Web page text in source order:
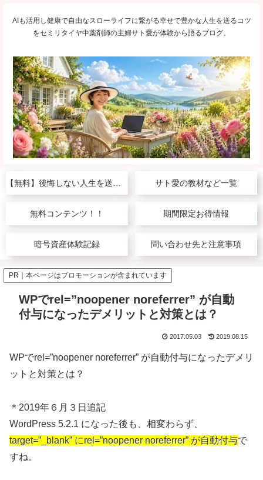
AIも活用し健康で自由なスローライフに繋がる幸せで豊かな人生を送るコツ
をセミリタイヤ中薬剤師の主婦サト愛が体験から語るブログ。
サト愛の教材など一覧
無料コンテンツ！！ 期間限定お得情報
暗号資産体験記録 問い合わせ先と注意事項
PR｜本ページはプロモーションが含まれています
WPでrel=”noopener noreferrer” が自動
付与になったデメリットと対策とは？
2017.05.03 2019.08.15
WPでrel=”noopener noreferrer” が自動付与になったデメリ
ットと対策とは？
＊2019年６月３日追記
WordPress 5.2.1 になった後も、相変わらず、
target=”_blank” にrel=”noopener noreferrer” が自動付与で
すね。